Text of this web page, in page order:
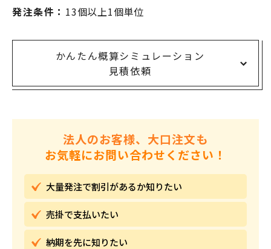
発注条件： 13個以上1個単位
かんたん概算シミュレーション
見積依頼
法人のお客様、大口注文も
お気軽にお問い合わせください！
大量発注で割引があるか知りたい
売掛で支払いたい
納期を先に知りたい